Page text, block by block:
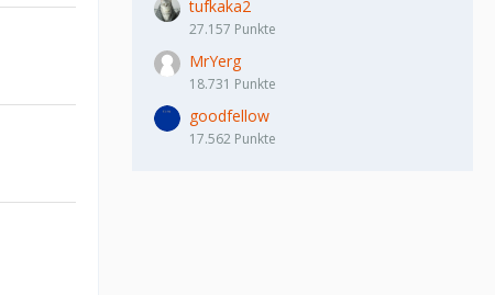
tufkaka2
27.157 Punkte
MrYerg
18.731 Punkte
goodfellow
17.562 Punkte